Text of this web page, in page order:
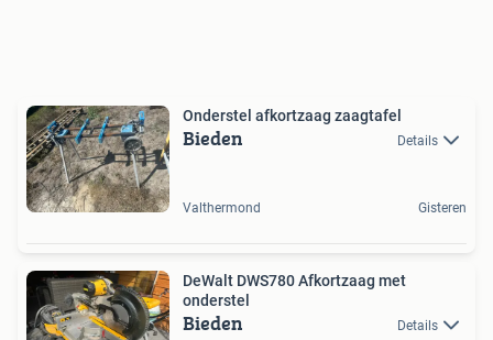
Onderstel afkortzaag zaagtafel
Bieden Details
Valthermond Gisteren
DeWalt DWS780 Afkortzaag met
onderstel
Bieden Details